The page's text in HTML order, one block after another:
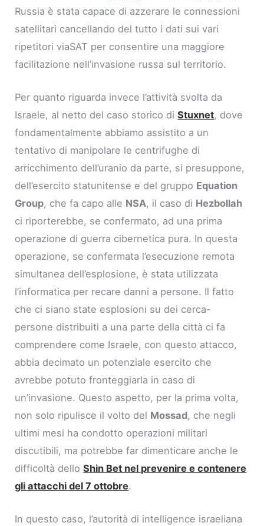
Russia è stata capace di azzerare le connessioni
satellitari cancellando del tutto i dati sui vari
ripetitori viaSAT per consentire una maggiore
facilitazione nell’invasione russa sul territorio.
Per quanto riguarda invece l’attività svolta da
Israele, al netto del caso storico diStuxnet, dove
fondamentalmente abbiamo assistito a un
tentativo di manipolare le centrifughe di
arricchimento dell’uranio da parte, si presuppone,
dell’esercito statunitense e del gruppo Equation
Group, che fa capo alle NSA, il caso di Hezbollah
ci riporterebbe, se confermato, ad una prima
operazione di guerra cibernetica pura. In questa
operazione, se confermata l’esecuzione remota
simultanea dell’esplosione, è stata utilizzata
l’informatica per recare danni a persone. Il fatto
che ci siano state esplosioni su dei cerca-
persone distribuiti a una parte della città ci fa
comprendere come Israele, con questo attacco,
abbia decimato un potenziale esercito che
avrebbe potuto fronteggiarla in caso di
un’invasione. Questo aspetto, per la prima volta,
non solo ripulisce il volto del Mossad, che negli
ultimi mesi ha condotto operazioni militari
discutibili, ma potrebbe far dimenticare anche le
difficoltà delloShin Bet nel prevenire e contenere
gli attacchi del 7 ottobre.
In questo caso, l’autorità di intelligence israeliana